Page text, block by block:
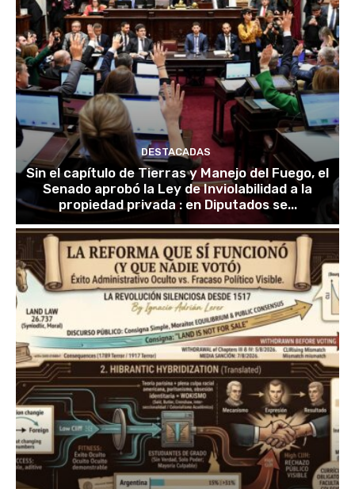
DESTACADAS
Sin el capítulo de Tierras y Manejo del Fuego, el
Senado aprobó la Ley de Inviolabilidad a la
propiedad privada : en Diputados se...